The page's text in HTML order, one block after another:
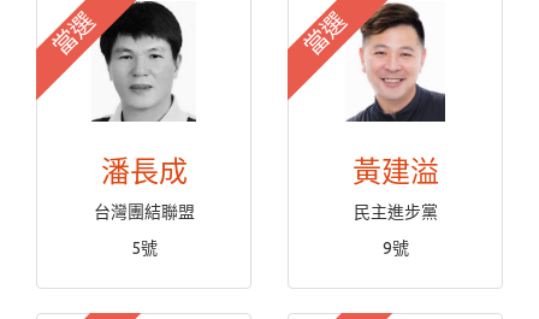
當選
潘長成
台灣團結聯盟
5號
當選
黃建溢
民主進步黨
9號